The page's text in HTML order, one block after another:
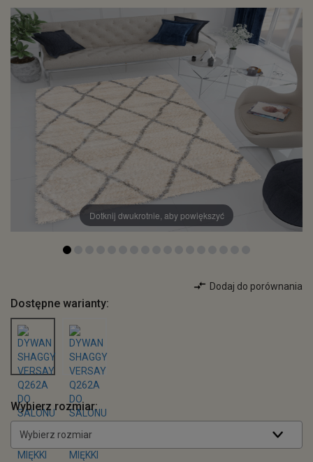
Dotknij dwukrotnie, aby powiększyć
Dodaj do porównania
Dostępne warianty:
Wybierz rozmiar:
Wybierz rozmiar